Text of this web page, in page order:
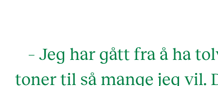
– Jeg har gått fra å ha
toner til så mange jeg vil.